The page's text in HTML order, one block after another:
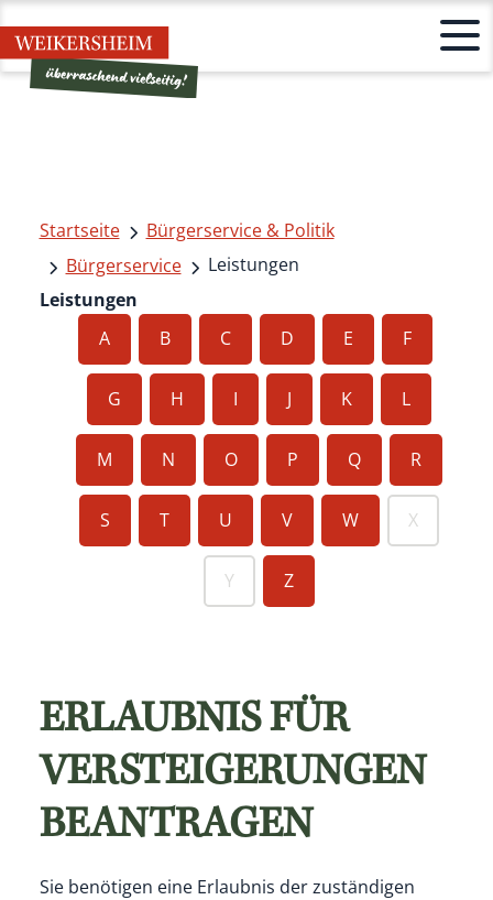
Startseite
Bürgerservice & Politik
Bürgerservice
Leistungen
Leistungen
A
B C D E F
G H I J K L
M N O P Q R
S T U V W X
Y Z
ERLAUBNIS FÜR
VERSTEIGERUNGEN
BEANTRAGEN
Sie benötigen eine Erlaubnis der zuständigen